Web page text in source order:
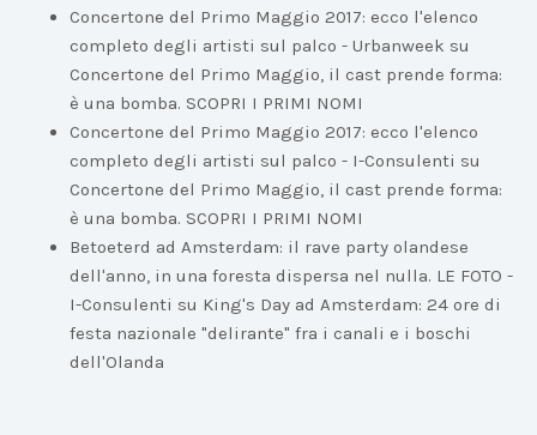
Concertone del Primo Maggio 2017: ecco l'elenco
completo degli artisti sul palco - Urbanweek su
Concertone del Primo Maggio, il cast prende forma:
è una bomba. SCOPRI I PRIMI NOMI
Concertone del Primo Maggio 2017: ecco l'elenco
completo degli artisti sul palco - I-Consulenti su
Concertone del Primo Maggio, il cast prende forma:
è una bomba. SCOPRI I PRIMI NOMI
Betoeterd ad Amsterdam: il rave party olandese
dell'anno, in una foresta dispersa nel nulla. LE FOTO -
I-Consulenti su King's Day ad Amsterdam: 24 ore di
festa nazionale "delirante" fra i canali e i boschi
dell'Olanda